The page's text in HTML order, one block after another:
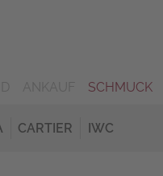
SCHMUCK
CARTIER IWC